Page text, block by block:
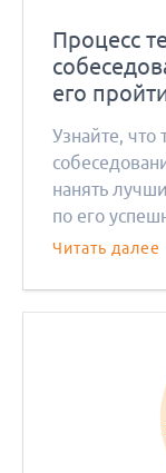
Процесс
его
Узнайте, что
нанять
по его
ищет работу.
Читать далее